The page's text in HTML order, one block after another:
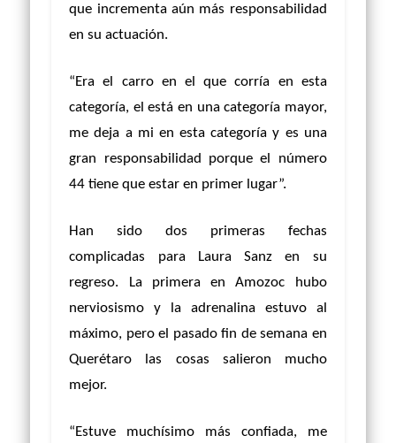
que incrementa aún más responsabilidad
en su actuación.
“Era el carro en el que corría en esta
categoría, el está en una categoría mayor,
me deja a mi en esta categoría y es una
gran responsabilidad porque el número
44 tiene que estar en primer lugar”.
Han sido dos primeras fechas
complicadas para Laura Sanz en su
regreso. La primera en Amozoc hubo
nerviosismo y la adrenalina estuvo al
máximo, pero el pasado fin de semana en
Querétaro las cosas salieron mucho
mejor.
“Estuve muchísimo más confiada, me